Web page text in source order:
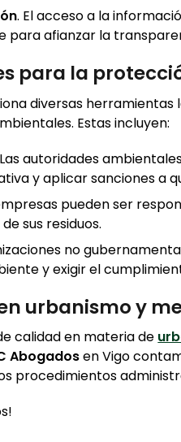
. El acceso a la
para afianzar la
para la
diversas
Estas incluyen:
Las autoridades
y aplicar sanciones a
pueden ser
sus residuos.
no
y exigir el
urbanismo y
calidad en materia de
Abogadosen Vigo
procedimientos